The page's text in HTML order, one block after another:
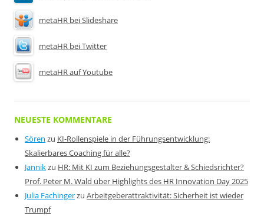
metaHR bei Slideshare
metaHR bei Twitter
metaHR auf Youtube
NEUESTE KOMMENTARE
Sören zu KI-Rollenspiele in der Führungsentwicklung:
Skalierbares Coaching für alle?
Jannikzu HR: Mit KI zum Beziehungsgestalter & Schiedsrichter?
Prof. Peter M. Wald über Highlights des HR Innovation Day 2025
Julia Fachingerzu Arbeitgeberattraktivität: Sicherheit ist wieder
Trumpf